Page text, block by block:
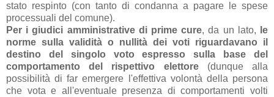
stato respinto (con tanto di condanna a pagare le spese
processuali del comune).
Per i giudici amministrative di prime cure, da un lato,
le
norme sulla validità o nullità dei voti riguardavano il
destino del singolo voto espresso sulla base del
comportamento del rispettivo elettore (dunque alla
possibilità di far emergere l'effettiva volontà della persona
che vota e all'eventuale presenza di comportamenti volti